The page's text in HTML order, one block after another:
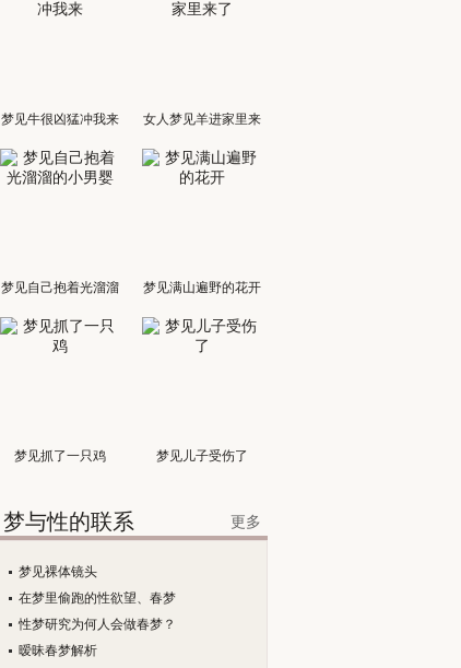
梦见牛很凶猛冲我来 女人梦见羊进家里来
了
梦见自己抱着光溜溜
的小男婴
梦见满山遍野的花开
梦见抓了一只鸡 梦见儿子受伤了
梦与性的联系 更多
梦见裸体镜头
在梦里偷跑的性欲望、春梦
性梦研究为何人会做春梦？
暧昧春梦解析